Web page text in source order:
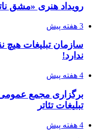
رویداد هنری «مشق
3 هفته پیش
سازمان تبلیغات هیچ
ندارد!
4 هفته پیش
برگزاری مجمع
تبلیغات تئاتر
4 هفته پیش